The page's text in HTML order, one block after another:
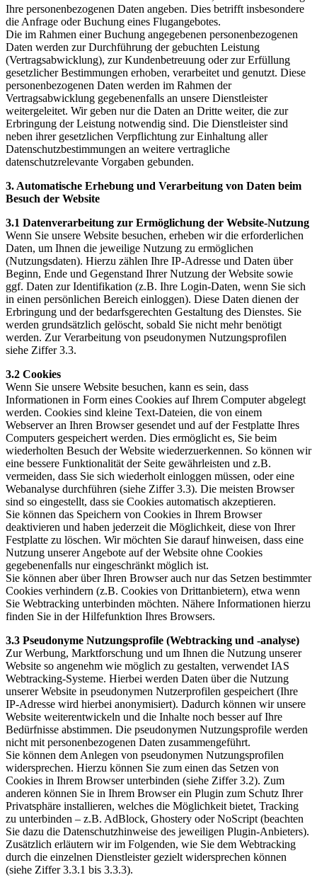
Ihre personenbezogenen Daten angeben. Dies betrifft insbesondere
die Anfrage oder Buchung eines Flugangebotes.
Die im Rahmen einer Buchung angegebenen personenbezogenen
Daten werden zur Durchführung der gebuchten Leistung
(Vertragsabwicklung), zur Kundenbetreuung oder zur Erfüllung
gesetzlicher Bestimmungen erhoben, verarbeitet und genutzt. Diese
personenbezogenen Daten werden im Rahmen der
Vertragsabwicklung gegebenenfalls an unsere Dienstleister
weitergeleitet. Wir geben nur die Daten an Dritte weiter, die zur
Erbringung der Leistung notwendig sind. Die Dienstleister sind
neben ihrer gesetzlichen Verpflichtung zur Einhaltung aller
Datenschutzbestimmungen an weitere vertragliche
datenschutzrelevante Vorgaben gebunden.
3. Automatische Erhebung und Verarbeitung von Daten beim
Besuch der Website
3.1 Datenverarbeitung zur Ermöglichung der Website-Nutzung
Wenn Sie unsere Website besuchen, erheben wir die erforderlichen
Daten, um Ihnen die jeweilige Nutzung zu ermöglichen
(Nutzungsdaten). Hierzu zählen Ihre IP-Adresse und Daten über
Beginn, Ende und Gegenstand Ihrer Nutzung der Website sowie
ggf. Daten zur Identifikation (z.B. Ihre Login-Daten, wenn Sie sich
in einen persönlichen Bereich einloggen). Diese Daten dienen der
Erbringung und der bedarfsgerechten Gestaltung des Dienstes. Sie
werden grundsätzlich gelöscht, sobald Sie nicht mehr benötigt
werden. Zur Verarbeitung von pseudonymen Nutzungsprofilen
siehe Ziffer 3.3.
3.2 Cookies
Wenn Sie unsere Website besuchen, kann es sein, dass
Informationen in Form eines Cookies auf Ihrem Computer abgelegt
werden. Cookies sind kleine Text-Dateien, die von einem
Webserver an Ihren Browser gesendet und auf der Festplatte Ihres
Computers gespeichert werden. Dies ermöglicht es, Sie beim
wiederholten Besuch der Website wiederzuerkennen. So können wir
eine bessere Funktionalität der Seite gewährleisten und z.B.
vermeiden, dass Sie sich wiederholt einloggen müssen, oder eine
Webanalyse durchführen (siehe Ziffer 3.3). Die meisten Browser
sind so eingestellt, dass sie Cookies automatisch akzeptieren.
Sie können das Speichern von Cookies in Ihrem Browser
deaktivieren und haben jederzeit die Möglichkeit, diese von Ihrer
Festplatte zu löschen. Wir möchten Sie darauf hinweisen, dass eine
Nutzung unserer Angebote auf der Website ohne Cookies
gegebenenfalls nur eingeschränkt möglich ist.
Sie können aber über Ihren Browser auch nur das Setzen bestimmter
Cookies verhindern (z.B. Cookies von Drittanbietern), etwa wenn
Sie Webtracking unterbinden möchten. Nähere Informationen hierzu
finden Sie in der Hilfefunktion Ihres Browsers.
3.3 Pseudonyme Nutzungsprofile (Webtracking und -analyse)
Zur Werbung, Marktforschung und um Ihnen die Nutzung unserer
Website so angenehm wie möglich zu gestalten, verwendet IAS
Webtracking-Systeme. Hierbei werden Daten über die Nutzung
unserer Website in pseudonymen Nutzerprofilen gespeichert (Ihre
IP-Adresse wird hierbei anonymisiert). Dadurch können wir unsere
Website weiterentwickeln und die Inhalte noch besser auf Ihre
Bedürfnisse abstimmen. Die pseudonymen Nutzungsprofile werden
nicht mit personenbezogenen Daten zusammengeführt.
Sie können dem Anlegen von pseudonymen Nutzungsprofilen
widersprechen. Hierzu können Sie zum einen das Setzen von
Cookies in Ihrem Browser unterbinden (siehe Ziffer 3.2). Zum
anderen können Sie in Ihrem Browser ein Plugin zum Schutz Ihrer
Privatsphäre installieren, welches die Möglichkeit bietet, Tracking
zu unterbinden – z.B. AdBlock, Ghostery oder NoScript (beachten
Sie dazu die Datenschutzhinweise des jeweiligen Plugin-Anbieters).
Zusätzlich erläutern wir im Folgenden, wie Sie dem Webtracking
durch die einzelnen Dienstleister gezielt widersprechen können
(siehe Ziffer 3.3.1 bis 3.3.3).